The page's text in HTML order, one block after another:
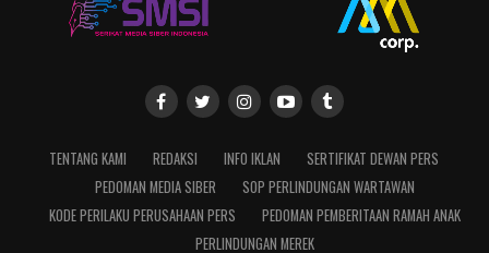
TENTANG KAMI REDAKSI INFO IKLAN
SERTIFIKAT DEWAN PERS
PEDOMAN MEDIA SIBER
SOP PERLINDUNGAN WARTAWAN
KODE PERILAKU PERUSAHAAN PERS
PEDOMAN PEMBERITAAN RAMAH ANAK
PERLINDUNGAN MEREK